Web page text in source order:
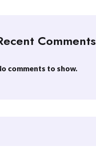
Comments
comments to show.